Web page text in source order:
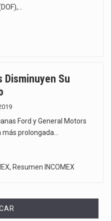
Disminuyen Su
Ford y General Motors
más prolongada…
, Resumen INCOMEX